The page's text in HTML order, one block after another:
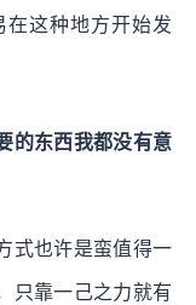
这种地方开始发
的东西我都没有意
式也许是蛮值得一
只靠一己之力就有